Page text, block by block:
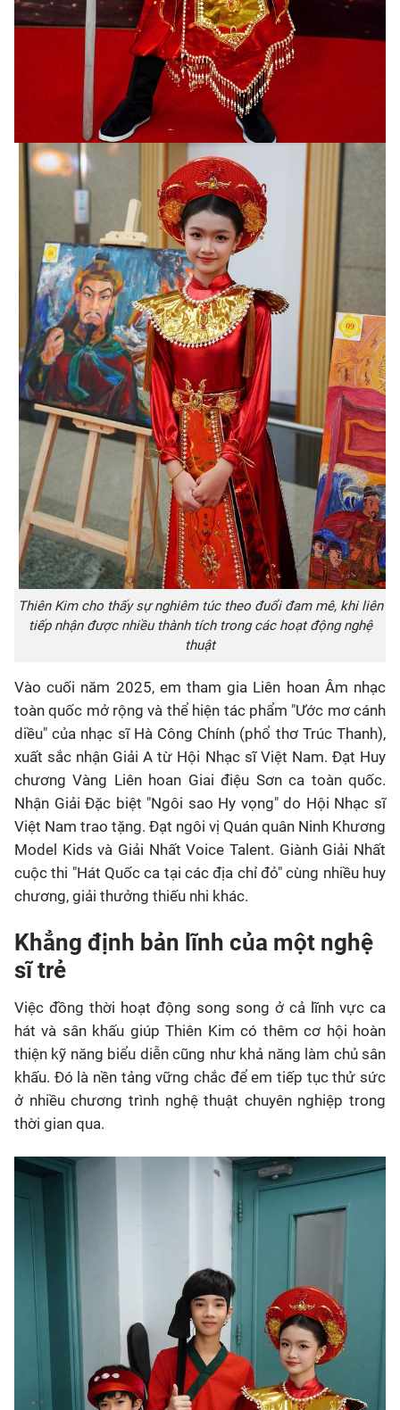
Thiên Kim cho thấy sự nghiêm túc theo đuổi đam mê, khi liên
tiếp nhận được nhiều thành tích trong các hoạt động nghệ
thuật
Vào cuối năm 2025, em tham gia Liên hoan Âm nhạc
toàn quốc mở rộng và thể hiện tác phẩm "Ước mơ cánh
diều" của nhạc sĩ Hà Công Chính (phổ thơ Trúc Thanh),
xuất sắc nhận Giải A từ Hội Nhạc sĩ Việt Nam. Đạt Huy
chương Vàng Liên hoan Giai điệu Sơn ca toàn quốc.
Nhận Giải Đặc biệt "Ngôi sao Hy vọng" do Hội Nhạc sĩ
Việt Nam trao tặng. Đạt ngôi vị Quán quân Ninh Khương
Model Kids và Giải Nhất Voice Talent. Giành Giải Nhất
cuộc thi "Hát Quốc ca tại các địa chỉ đỏ" cùng nhiều huy
chương, giải thưởng thiếu nhi khác.
Khẳng định bản lĩnh của một nghệ
sĩ trẻ
Việc đồng thời hoạt động song song ở cả lĩnh vực ca
hát và sân khấu giúp Thiên Kim có thêm cơ hội hoàn
thiện kỹ năng biểu diễn cũng như khả năng làm chủ sân
khấu. Đó là nền tảng vững chắc để em tiếp tục thử sức
ở nhiều chương trình nghệ thuật chuyên nghiệp trong
thời gian qua.